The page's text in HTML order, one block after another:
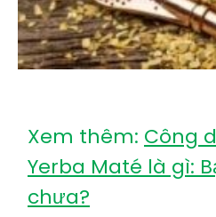
Xem thêm: Công
Yerba Maté là gì:
chưa?